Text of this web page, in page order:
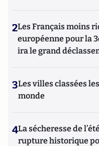
2Les Français moins
européenne pour la
ira le grand
3Les villes classées
monde
4La sécheresse de
rupture historique